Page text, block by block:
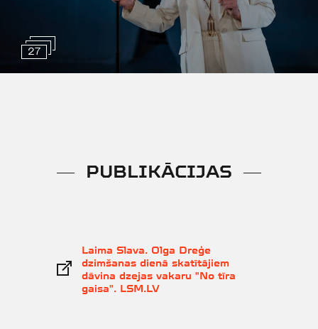
27
PUBLIKĀCIJAS
Laima Slava. Olga Dreģe
dzimšanas dienā skatītājiem
dāvina dzejas vakaru "No tīra
gaisa". LSM.LV